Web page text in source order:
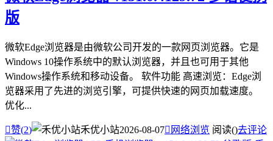
版
微软Edge浏览器是由微软公司开发的一款网页浏览器。它是
Windows 10操作系统中的默认浏览器，并且也可用于其他
Windows操作系统和移动设备。 软件功能 高速浏览：Edge浏
览器采用了先进的浏览引擎，可提供快速的网页加载速度。
优化...
赞(2) 禾优小站2026-08-07 网络浏览 阅读()去评论